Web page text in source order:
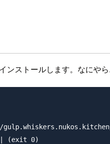
ンストールします。なにや
(exit 0)